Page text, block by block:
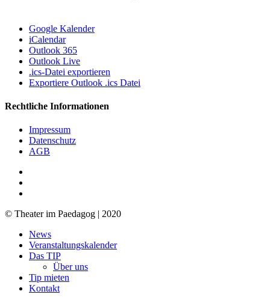
Google Kalender
iCalendar
Outlook 365
Outlook Live
.ics-Datei exportieren
Exportiere Outlook .ics Datei
Rechtliche Informationen
Impressum
Datenschutz
AGB
© Theater im Paedagog | 2020
Close
Menu
News
Veranstaltungskalender
Das TIP
Über uns
Tip mieten
Kontakt